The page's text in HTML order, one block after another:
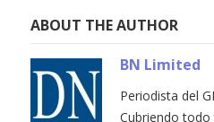
ABOUT THE AUTHOR
BN Limited
Periodista del
Cubriendo